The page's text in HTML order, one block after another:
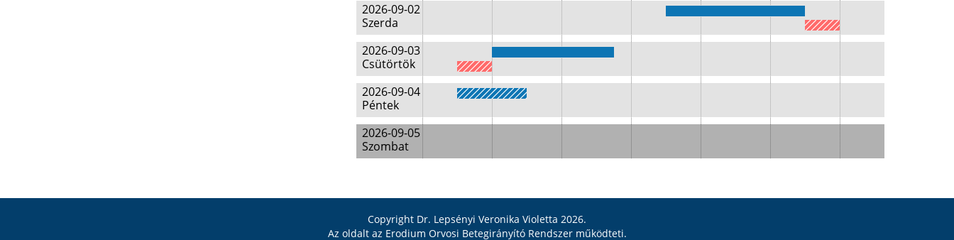
2026-09-02
Szerda
2026-09-03
Csütörtök
2026-09-04
Péntek
2026-09-05
Szombat
Copyright Dr. Lepsényi Veronika Violetta 2026.
Az oldalt az Erodium Orvosi Betegirányító Rendszerműködteti.